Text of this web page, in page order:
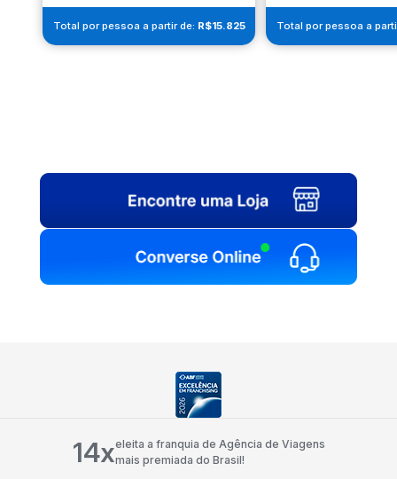
Total por pessoa a partir de: R$15.825 Total por pessoa a
14xeleita a franquia de Agência de Viagens
mais premiada do Brasil!